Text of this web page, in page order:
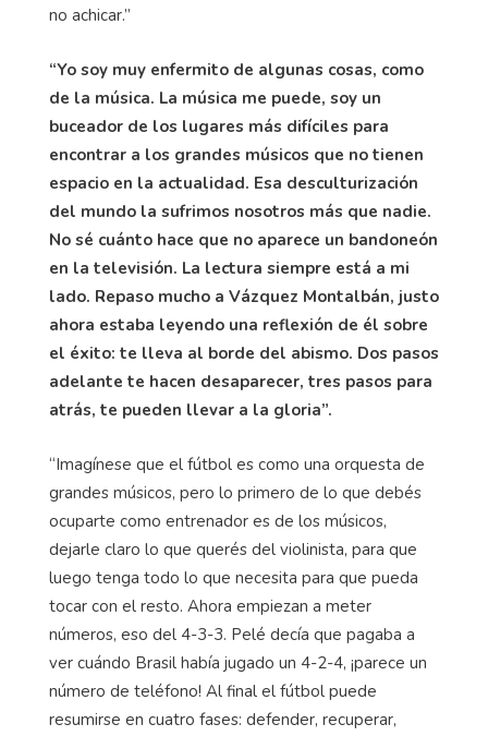
no achicar.”
“Yo soy muy enfermito de algunas cosas, como
de la música. La música me puede, soy un
buceador de los lugares más difíciles para
encontrar a los grandes músicos que no tienen
espacio en la actualidad. Esa desculturización
del mundo la sufrimos nosotros más que nadie.
No sé cuánto hace que no aparece un bandoneón
en la televisión. La lectura siempre está a mi
lado. Repaso mucho a Vázquez Montalbán, justo
ahora estaba leyendo una reflexión de él sobre
el éxito: te lleva al borde del abismo. Dos pasos
adelante te hacen desaparecer, tres pasos para
atrás, te pueden llevar a la gloria”.
“Imagínese que el fútbol es como una orquesta de
grandes músicos, pero lo primero de lo que debés
ocuparte como entrenador es de los músicos,
dejarle claro lo que querés del violinista, para que
luego tenga todo lo que necesita para que pueda
tocar con el resto. Ahora empiezan a meter
números, eso del 4-3-3. Pelé decía que pagaba a
ver cuándo Brasil había jugado un 4-2-4, ¡parece un
número de teléfono! Al final el fútbol puede
resumirse en cuatro fases: defender, recuperar,